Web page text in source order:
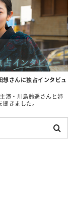
さんに独占インタビュ
演・川島鈴遥さんと姉
きました。